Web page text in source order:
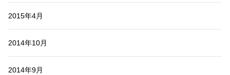
2015年4月
2014年10月
2014年9月